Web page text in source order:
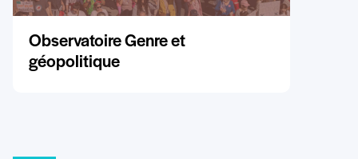
Observatoire Genre et
géopolitique